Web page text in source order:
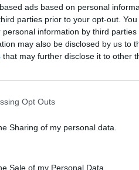
ads based on personal
parties prior to your opt-out.
information by third parties
may also be disclosed by us to
that may further disclose it to other
Opt Outs
Sharing of my personal data.
Sale of my Personal Data.
kito žmogaus